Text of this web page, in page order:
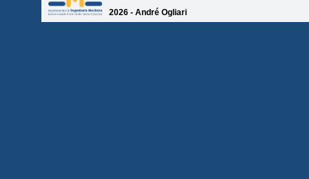
2026 - André Ogliari